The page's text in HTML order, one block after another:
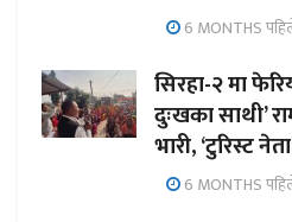
6 MONTHS
सिरहा-२ मा
दुःखका साथी’
भारी, ‘टुरिस्ट
6 MONTHS